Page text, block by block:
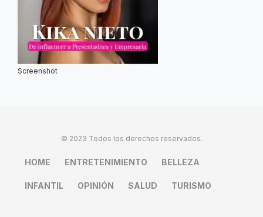
Screenshot
© 2023 Todos los derechos reservados.
HOME ENTRETENIMIENTO BELLEZA
INFANTIL OPINIÓN SALUD TURISMO